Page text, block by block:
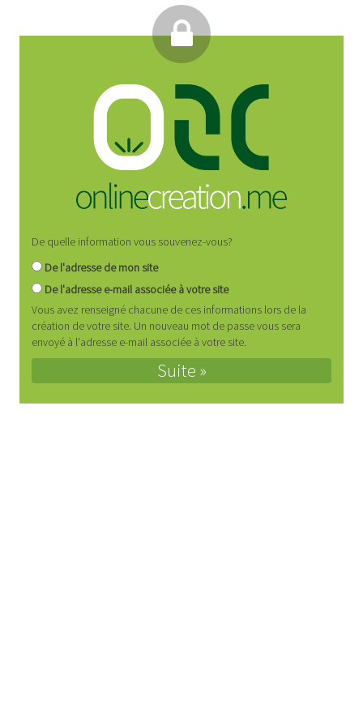
De quelle information vous souvenez-vous?
De l'adresse de mon site
De l'adresse e-mail associée à votre site
Vous avez renseigné chacune de ces informations lors de la
création de votre site. Un nouveau mot de passe vous sera
envoyé à l'adresse e-mail associée à votre site.